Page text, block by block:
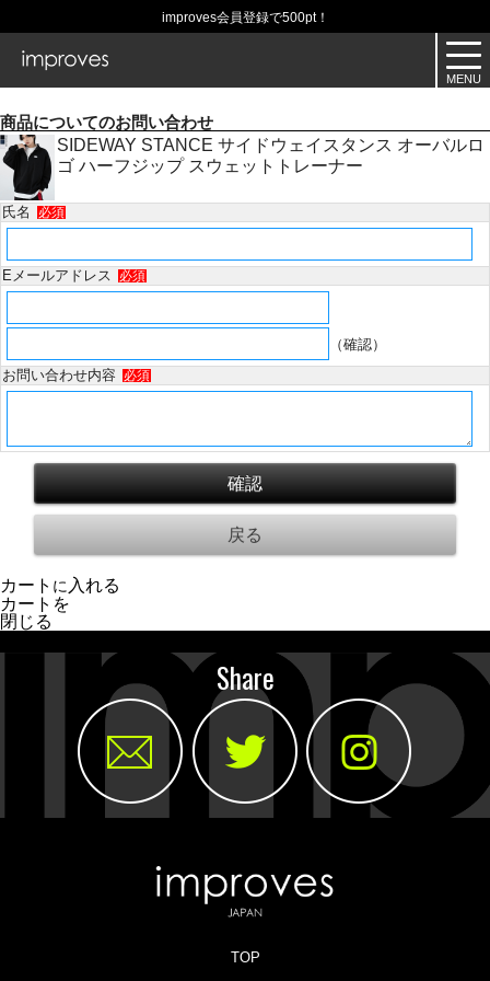
improves会員登録で500pt！
商品についてのお問い合わせ
SIDEWAY STANCE サイドウェイスタンス オーバルロ
ゴ ハーフジップ スウェットトレーナー
氏名 必須
Eメールアドレス 必須
（確認）
お問い合わせ内容
必須
カート に入れる
カートを
閉じる
Share
TOP